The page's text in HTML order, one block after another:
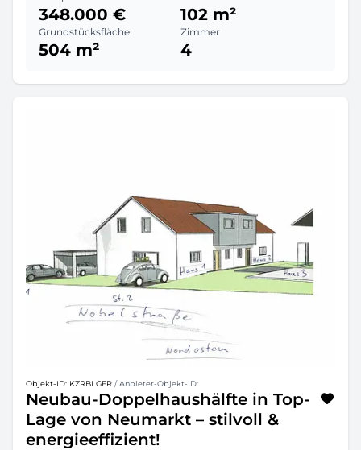
348.000 € 102 m²
Grundstücksfläche
504 m²
Zimmer
4
Objekt-ID: KZRBLGFR / Anbieter-Objekt-ID:
Neubau-Doppelhaushälfte in Top-
Lage von Neumarkt – stilvoll &
energieeffizient!